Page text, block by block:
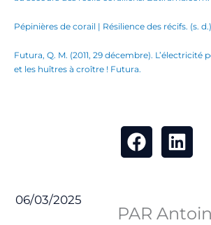
Pépinières de corail | Résilience des récifs. (s.
Futura, Q. M. (2011, 29 décembre). L’électricité
et les huîtres à croître ! Futura.
06/03/2025
PAR